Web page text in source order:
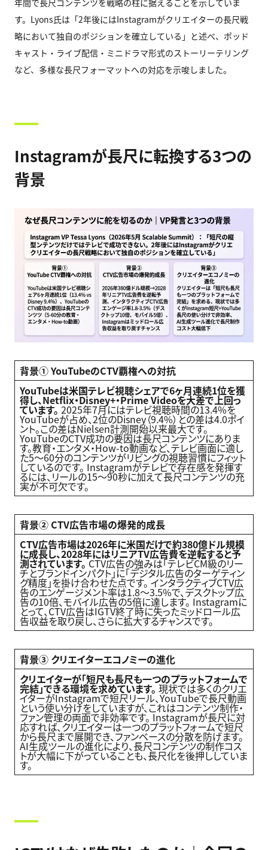
年間で長尺コンテンツを戦略の柱に据えることを示していま
す。Lyons氏は「2年後にはInstagramがクリエイターの長尺戦
略において独自のポジションを確立している」と述べ、ポッド
キャスト・ライブ配信・ミニドラマ形式のストーリーテリング
など、多様な長尺フォーマットへの対応を示唆しました。
Instagramが長尺に転換する3つの
背景
背景① YouTubeのCTV覇権への対抗
YouTubeは米国テレビ視聴シェアで6ヶ月連続1位を獲
得し、Netflix・Disney+・Prime Videoを大差で上回っ
ています。 2025年7月にはテレビ視聴時間の13.4%を
YouTubeが占め、2位のDisney（9.4%）との差は4.0ポイ
ント。この差はNielsen計測開始以来最大です。
YouTubeのCTV成功の要因は長尺コンテンツにありま
す。教育・エンタメ・How-to動画など、テレビ画面に適し
た5〜60分のコンテンツがリビングの視聴習慣にフィット
しているのです。 Instagramがテレビで存在感を発揮す
るには、リールの15〜90秒に加えて長尺コンテンツの充
実が不可欠です。
背景② CTV広告市場の爆発的成長
CTV広告市場は2026年に米国だけで約380億ドル規模
に成長し、2028年にはリニアTV広告費を逆転すると予
測されています。CTV広告の強みは「テレビCM級のリー
チとブランドインパクト」に「デジタル広告のターゲティン
グ精度」を掛け合わせた点です。 インタラクティブCTV広
告のエンゲージメント率は1.8〜3.5%で、デスクトップ広
告の10倍、モバイル広告の5倍に達します。 Instagramに
とって、CTV広告はIGTV終了時に失ったミッドロール広
告収益を取り戻し、さらに拡大するチャンスです。
背景③ クリエイターエコノミーの進化
クリエイターが「短尺も長尺も一つのプラットフォームで
完結」できる環境を求めています。 現状では多くのクリエ
イターがInstagramで短尺リール、YouTubeで長尺動画
という使い分けをしていますが、これはコンテンツ制作・
ファン管理の両面で非効率です。 Instagramが長尺に対
応すれば、クリエイターは一つのプラットフォームで短尺
から長尺まで展開でき、ファンベースの分散を防げます。
AI生成ツールの進化により、長尺コンテンツの制作コス
トが大幅に下がっていることも、長尺化を後押ししていま
す。